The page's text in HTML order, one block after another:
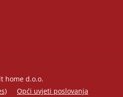
home d.o.o.
Opći uvjeti poslovanja